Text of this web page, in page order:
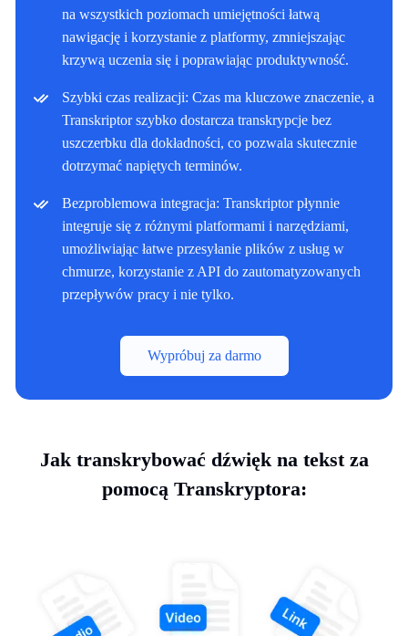
na wszystkich poziomach umiejętności łatwą
nawigację i korzystanie z platformy, zmniejszając
krzywą uczenia się i poprawiając produktywność.
Szybki czas realizacji: Czas ma kluczowe znaczenie, a
Transkriptor szybko dostarcza transkrypcje bez
uszczerbku dla dokładności, co pozwala skutecznie
dotrzymać napiętych terminów.
Bezproblemowa integracja: Transkriptor płynnie
integruje się z różnymi platformami i narzędziami,
umożliwiając łatwe przesyłanie plików z usług w
chmurze, korzystanie z API do zautomatyzowanych
przepływów pracy i nie tylko.
Wypróbuj za darmo
Jak transkrybować dźwięk na tekst za
pomocą Transkryptora: